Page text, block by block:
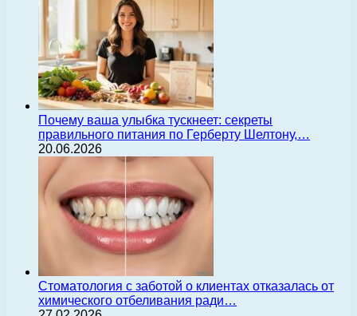
Почему ваша улыбка тускнеет: секреты
правильного питания по Герберту Шелтону,…
20.06.2026
Стоматология с заботой о клиентах отказалась от
химического отбеливания ради…